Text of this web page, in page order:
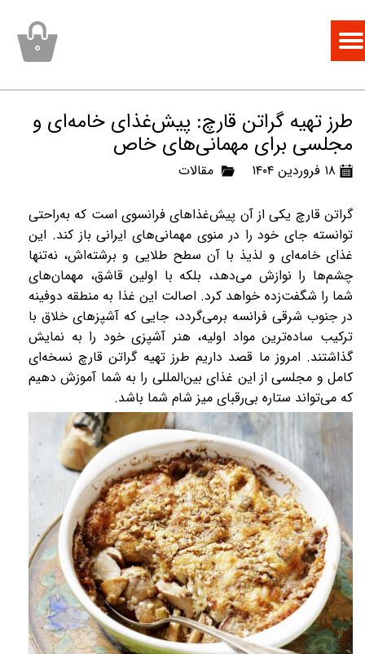
۰
طرز تهیه گراتن قارچ: پیش‌غذای خامه‌ای و
مجلسی برای مهمانی‌های خاص
۱۸ فروردین ۱۴۰۴ مقالات
گراتن قارچ یکی از آن پیش‌غذاهای فرانسوی است که به‌راحتی
توانسته جای خود را در منوی مهمانی‌های ایرانی باز کند. این
غذای خامه‌ای و لذیذ با آن سطح طلایی و برشته‌اش، نه‌تنها
چشم‌ها را نوازش می‌دهد، بلکه با اولین قاشق، مهمان‌های
شما را شگفت‌زده خواهد کرد. اصالت این غذا به منطقه دوفینه
در جنوب شرقی فرانسه برمی‌گردد، جایی که آشپزهای خلاق با
ترکیب ساده‌ترین مواد اولیه، هنر آشپزی خود را به نمایش
گذاشتند. امروز ما قصد داریم طرز تهیه گراتن قارچ نسخه‌ای
کامل و مجلسی از این غذای بین‌المللی را به شما آموزش دهیم
که می‌تواند ستاره بی‌رقبای میز شام شما باشد.